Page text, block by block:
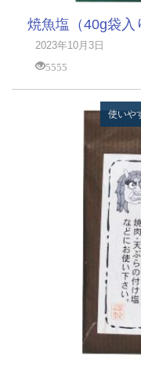
焼魚塩（40g袋入
2023年10月3日
5555
使いや